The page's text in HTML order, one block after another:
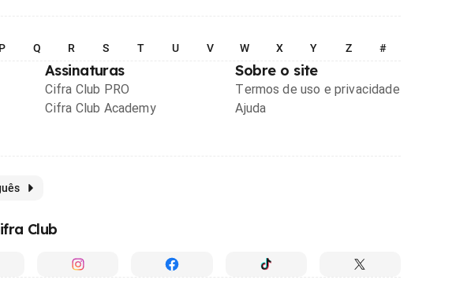
P Q R S T U V W X Y Z #
Assinaturas
Cifra Club PRO
Cifra Club Academy
Sobre o site
Termos de uso e privacidade
Ajuda
Club